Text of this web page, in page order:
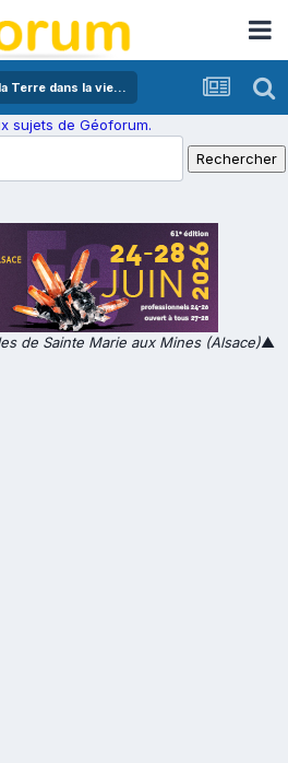
Terre dans la vie...
sujets de Géoforum.
de Sainte Marie aux Mines (Alsace)▲